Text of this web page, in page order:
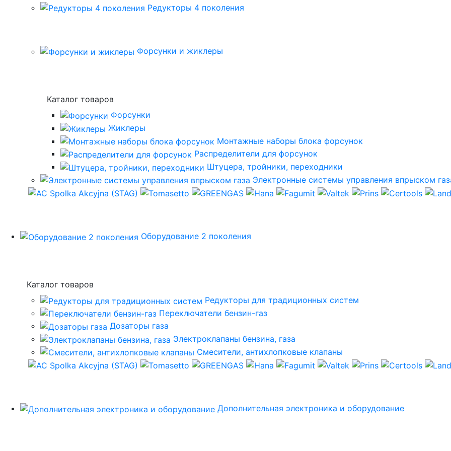
Редукторы 4 поколения
Форсунки и жиклеры
Каталог товаров
Форсунки
Жиклеры
Монтажные наборы блока форсунок
Распределители для форсунок
Штуцера, тройники, переходники
Электронные системы управления впрыском
Оборудование 2 поколения
Каталог товаров
Редукторы для традиционных систем
Переключатели бензин-газ
Дозаторы газа
Электроклапаны бензина, газа
Смесители, антихлопковые клапаны
Дополнительная электроника и оборудование